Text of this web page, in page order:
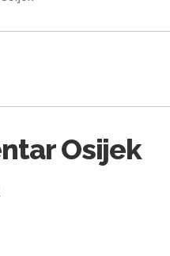
Osijek